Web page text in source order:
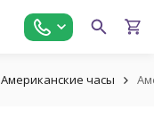
Американские часы